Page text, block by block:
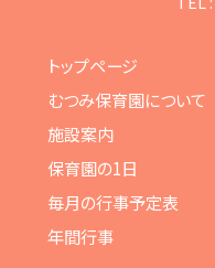
トップページ
むつみ保育園について
施設案内
保育園の1日
毎月の行事予定表
年間行事